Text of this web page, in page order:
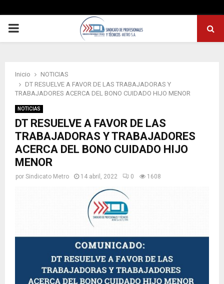
PRIMARY
Inicio
NOTICIAS
DT RESUELVE A FAVOR DE LAS TRABAJADORAS Y
TRABAJADORES ACERCA DEL BONO CUIDADO HIJO MENOR
NOTICIAS
DT RESUELVE A FAVOR DE LAS
TRABAJADORAS Y TRABAJADORES
ACERCA DEL BONO CUIDADO HIJO
MENOR
por Sindicato Metro 14 abril, 2022 0 1608